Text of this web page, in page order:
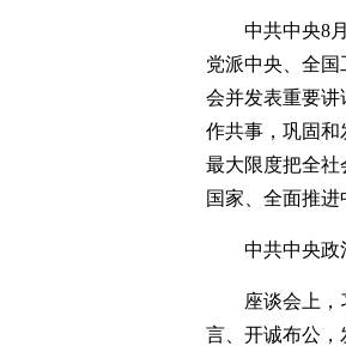
中共中央8
党派中央、全
会并发表重要
作共事，巩固和
最大限度把全
国家、全面推进
中共中央政
座谈会上
言、开诚布公，